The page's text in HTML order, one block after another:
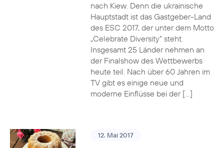
nach Kiew. Denn die ukrainische
Hauptstadt ist das Gastgeber-Land
des ESC 2017, der unter dem Motto
„Celebrate Diversity“ steht.
Insgesamt 25 Länder nehmen an
der Finalshow des Wettbewerbs
heute teil. Nach über 60 Jahren im
TV gibt es einige neue und
moderne Einflüsse bei der […]
12. Mai 2017